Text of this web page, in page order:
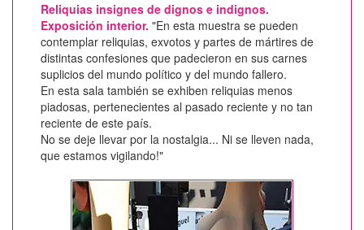
Reliquias insignes de dignos e indignos.
Exposición interior. "En esta muestra se pueden
contemplar reliquias, exvotos y partes de mártires de
distintas confesiones que padecieron en sus carnes
suplicios del mundo político y del mundo fallero.
En esta sala también se exhiben reliquias menos
piadosas, pertenecientes al pasado reciente y no tan
reciente de este país.
No se deje llevar por la nostalgia... Ni se lleven nada,
que estamos vigilando!"